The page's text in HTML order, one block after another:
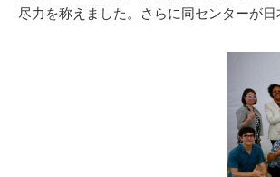
尽力を称えました。さらに同センターが